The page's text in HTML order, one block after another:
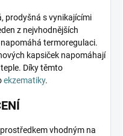
prodyšná s vynikajícími
z nejvhodnějších
termoregulaci.
kapsiček napomáhají
Díky těmto
ekzematiky.
vhodným na